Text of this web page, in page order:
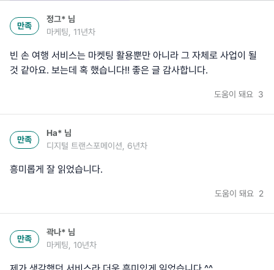
만족
정그* 님
마케팅, 11년차
빈 손 여행 서비스는 마켓팅 활용뿐만 아니라 그 자체로 사업이 될
것 같아요. 보는데 혹 했습니다!! 좋은 글 감사합니다.
도움이 돼요 3
만족
Ha* 님
디지털 트랜스포메이션, 6년차
흥미롭게 잘 읽었습니다.
도움이 돼요 2
만족
곽나* 님
마케팅, 10년차